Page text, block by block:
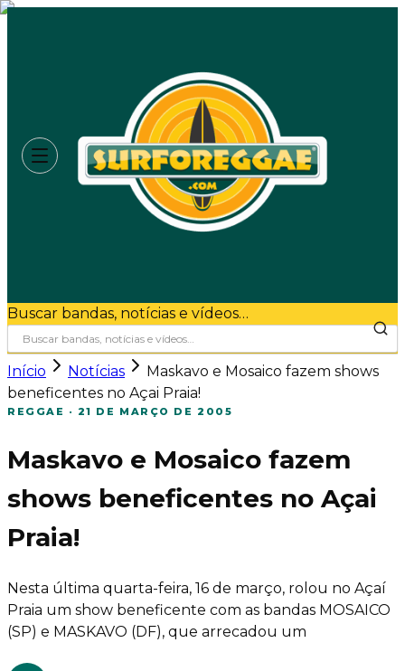
Buscar bandas, notícias e vídeos…
Início Notícias
Maskavo e Mosaico fazem shows
beneficentes no Açai Praia!
REGGAE · 21 DE MARÇO DE 2005
Maskavo e Mosaico fazem
shows beneficentes no Açai
Praia!
Nesta última quarta-feira, 16 de março, rolou no Açaí
Praia um show beneficente com as bandas MOSAICO
(SP) e MASKAVO (DF), que arrecadou um